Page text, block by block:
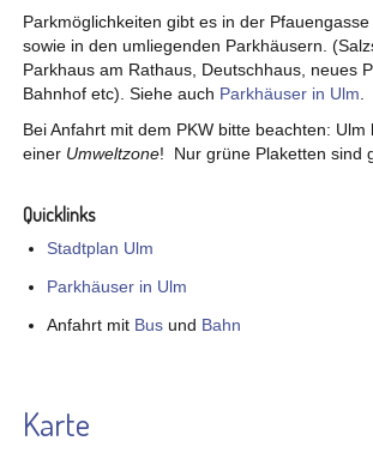
Parkmöglichkeiten gibt es in der
sowie in den umliegenden Parkhäusern.
Parkhaus am Rathaus, Deutschhaus, neues
Bahnhof etc). Siehe auch Parkhäuser in Ulm.
Bei Anfahrt mit dem PKW bitte beachten: Ulm
einer Umweltzone! Nur grüne Plaketten sind
Quicklinks
Stadtplan Ulm
Parkhäuser in Ulm
Anfahrt mit Busund Bahn
Karte